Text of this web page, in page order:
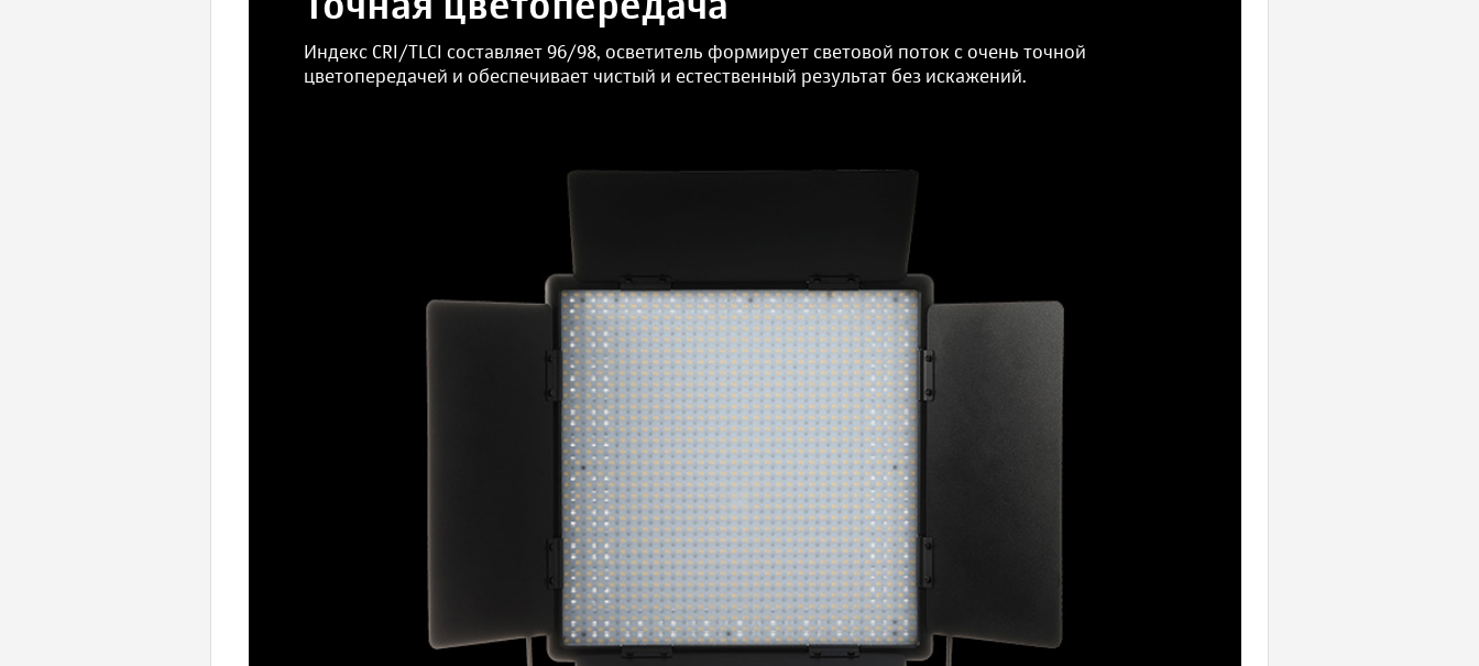
Точная цветопередача
Индекс CRI/TLCI составляет 96/98, осветитель формирует световой поток с очень точной
цветопередачей и обеспечивает чистый и естественный результат без искажений.